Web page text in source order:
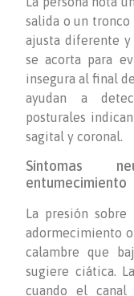
salida o un tronco
ajusta diferente
se acorta para
insegura al final
ayudan a
posturales
sagital y coronal.
Síntomas
entumecimiento
La presión sobre
adormecimiento
calambre que
sugiere ciática.
cuando el canal